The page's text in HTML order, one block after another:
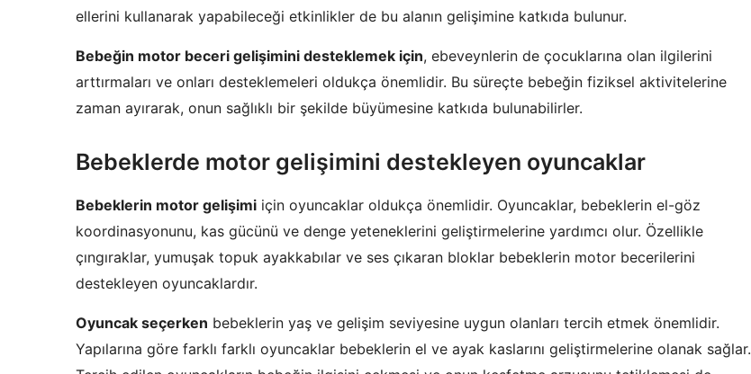
ellerini kullanarak yapabileceği etkinlikler de bu alanın gelişimine katkıda bulunur.
Bebeğin motor beceri gelişimini desteklemek için, ebeveynlerin de çocuklarına olan ilgilerini
arttırmaları ve onları desteklemeleri oldukça önemlidir. Bu süreçte bebeğin fiziksel aktivitelerine
zaman ayırarak, onun sağlıklı bir şekilde büyümesine katkıda bulunabilirler.
Bebeklerde motor gelişimini destekleyen oyuncaklar
Bebeklerin motor gelişimi için oyuncaklar oldukça önemlidir. Oyuncaklar, bebeklerin el-göz
koordinasyonunu, kas gücünü ve denge yeteneklerini geliştirmelerine yardımcı olur. Özellikle
çıngıraklar, yumuşak topuk ayakkabılar ve ses çıkaran bloklar bebeklerin motor becerilerini
destekleyen oyuncaklardır.
Oyuncak seçerken bebeklerin yaş ve gelişim seviyesine uygun olanları tercih etmek önemlidir.
Yapılarına göre farklı farklı oyuncaklar bebeklerin el ve ayak kaslarını geliştirmelerine olanak sağlar.